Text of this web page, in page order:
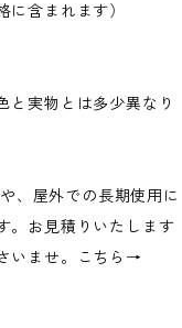
含まれます）
実物とは多少異なり
、屋外での長期使用に
。お見積りいたします
いませ。こちら→